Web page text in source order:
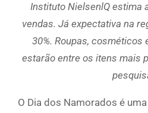
Instituto NielsenlQ estima
vendas. Já expectativa na
30%. Roupas, cosméticos
estarão entre os itens mais
O Dia dos Namorados é